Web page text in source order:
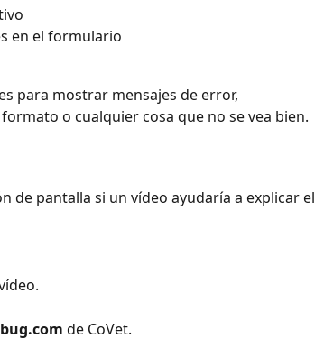
en el formulario
para mostrar mensajes de error,
o cualquier cosa que no se vea bien.
de pantalla si un vídeo ayudaría a explicar el
de CoVet.